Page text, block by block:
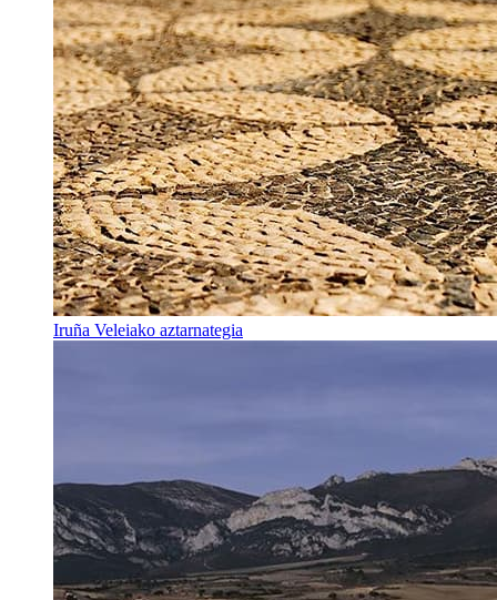
Iruña Veleiako aztarnategia